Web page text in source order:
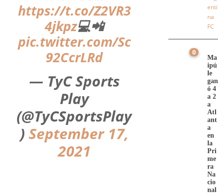
https://t.co/Z2VR3
4jkpz💻📲
pic.twitter.com/Sc
92CcrLRd
— TyC Sports
Play
(@TyCSportsPlay
)September 17,
2021
enti
na
FC
0
Ma
ipú
le
gan
ó 4
a 2
a
Atl
ant
a
en
la
Pri
me
ra
Na
cio
nal